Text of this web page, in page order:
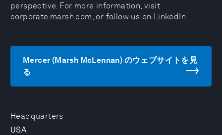
Headquarters
USA
perspective. For more information, visit
corporate.marsh.com, or follow us on LinkedIn.
Mercer (Marsh McLennan) のウェブサイトを見
る